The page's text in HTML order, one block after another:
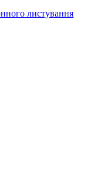
листування